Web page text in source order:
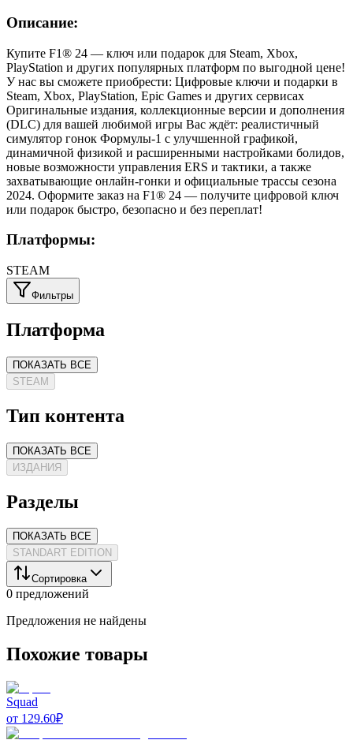
Описание:
Купите F1® 24 — ключ или подарок для Steam, Xbox,
PlayStation и других популярных платформ по выгодной цене!
У нас вы сможете приобрести: Цифровые ключи и подарки в
Steam, Xbox, PlayStation, Epic Games и других сервисах
Оригинальные издания, коллекционные версии и дополнения
(DLC) для вашей любимой игры Вас ждёт: реалистичный
симулятор гонок Формулы-1 с улучшенной графикой,
динамичной физикой и расширенными настройками болидов,
новые возможности управления ERS и тактики, а также
захватывающие онлайн-гонки и официальные трассы сезона
2024. Оформите заказ на F1® 24 — получите цифровой ключ
или подарок быстро, безопасно и без переплат!
Платформы:
STEAM
Фильтры
Платформа
ПОКАЗАТЬ ВСЕ
STEAM
Тип контента
ПОКАЗАТЬ ВСЕ
ИЗДАНИЯ
Разделы
ПОКАЗАТЬ ВСЕ
STANDART EDITION
Сортировка
0 предложений
Предложения не найдены
Похожие товары
Squad
от 129.60₽